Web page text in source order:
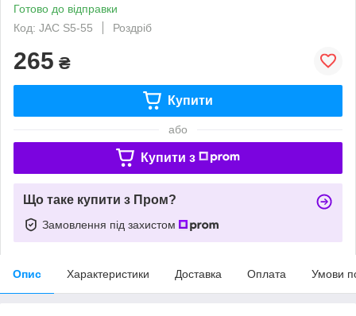
Готово до відправки
Код: JAC S5-55
Роздріб
265 ₴
Купити
або
Купити з
Що таке купити з Пром?
Замовлення під захистом
Опис Характеристики Доставка Оплата Умови